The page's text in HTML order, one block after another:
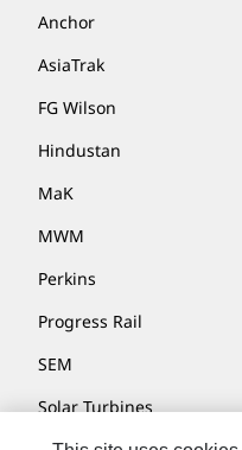
Anchor
AsiaTrak
FG Wilson
Hindustan
MaK
MWM
Perkins
Progress Rail
SEM
Solar Turbines